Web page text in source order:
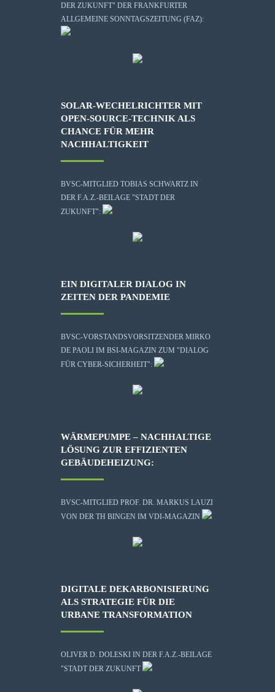
DER ZUKUNFT" DER FRANKFURTER
ALLGEMEINE SONNTAGSZEITUNG (FAZ):
SOLAR-WECHELRICHTER MIT
OPEN-SOURCE-TECHNIK ALS
CHANCE FÜR MEHR
NACHHALTIGKEIT
BVSC-MITGLIED TOBIAS SCHWARTZ IN
DER F.A.Z.-BEILAGE "STADT DER
ZUKUNFT":
EIN DIGITALER DIALOG IN
ZEITEN DER PANDEMIE
BVSC-VORSTANDSVORSITZENDER MIRKO
DE PAOLI IM BSI-MAGAZIN ZUM "DIALOG
FÜR CYBER-SICHERHEIT":
WÄRMEPUMPE – NACHHALTIGE
LÖSUNG ZUR EFFIZIENTEN
GEBÄUDEHEIZUNG:
BVSC-MITGLIED PROF. DR. MARKUS LAUZI
VON DER TH BINGEN IM VDI-MAGAZIN
DIGITALE DEKARBONISIERUNG
ALS STRATEGIE FÜR DIE
URBANE TRANSFORMATION
OLIVER D. DOLESKI IN DER F.A.Z.-BEILAGE
"STADT DER ZUKUNFT